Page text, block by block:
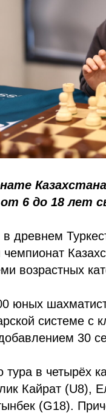
6 до 18 лет
древнем
чемпионат
возрастных
юных
системе с
30
тура в четырёх
Кайрат (U8),
(G18).